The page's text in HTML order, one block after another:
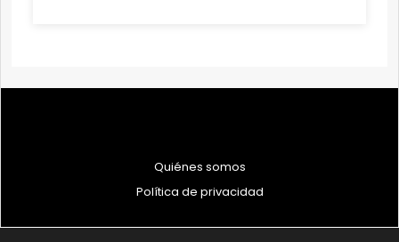
Quiénes somos
Política de privacidad